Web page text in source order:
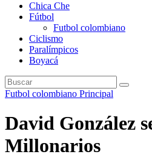
Chica Che
Fútbol
Futbol colombiano
Ciclismo
Paralímpicos
Boyacá
Futbol colombiano Principal
David González
Millonarios